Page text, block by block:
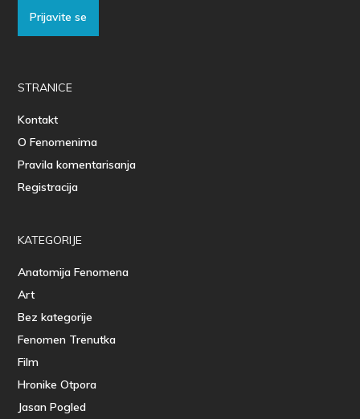
Prijavite se
STRANICE
Kontakt
O Fenomenima
Pravila komentarisanja
Registracija
KATEGORIJE
Anatomija Fenomena
Art
Bez kategorije
Fenomen Trenutka
Film
Hronike Otpora
Jasan Pogled